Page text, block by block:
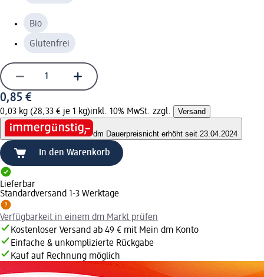
Bio
Glutenfrei
0,85 €
0,03 kg (28,33 € je 1 kg)inkl. 10% MwSt. zzgl. Versand
dm Dauerpreisnicht erhöht seit 23.04.2024
In den Warenkorb
Lieferbar
Standardversand 1-3 Werktage
Verfügbarkeit in einem dm Markt prüfen
Kostenloser Versand ab 49 € mit Mein dm Konto
Einfache & unkomplizierte Rückgabe
Kauf auf Rechnung möglich